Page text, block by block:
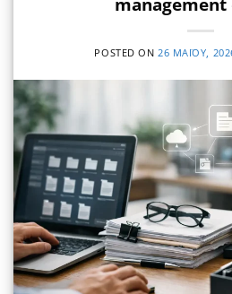
POSTED ON 26 ΜΑΪ́ΟΥ,